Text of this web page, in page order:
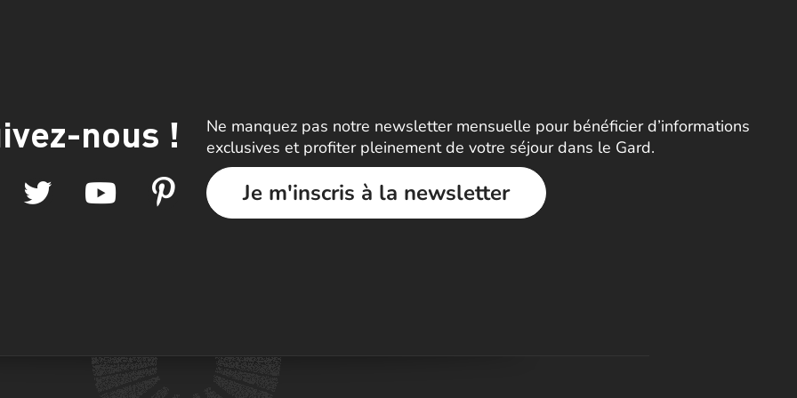
nous !
Ne manquez pas notre newsletter mensuelle pour bénéficier d’informations
exclusives et profiter pleinement de votre séjour dans le Gard.
Je m'inscris à la newsletter